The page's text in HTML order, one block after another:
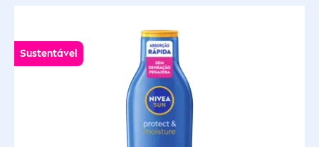
GAMA DE PRODUTO
Cuidado After Sun
Proteção Solar
Sustentável